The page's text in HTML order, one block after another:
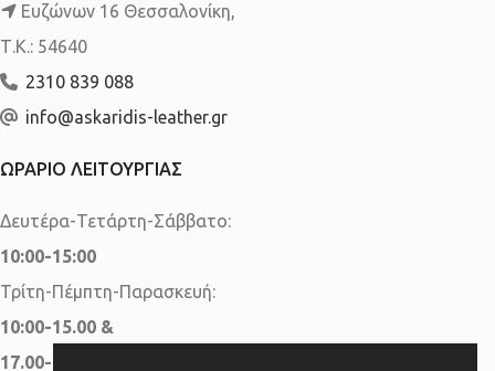
Ευζώνων 16 Θεσσαλονίκη,
Τ.Κ.: 54640
2310 839 088
info@askaridis-leather.gr
ΩΡΑΡΙΟ ΛΕΙΤΟΥΡΓΙΑΣ
Δευτέρα-Τετάρτη-Σάββατο:
10:00-15:00
Τρίτη-Πέμπτη-Παρασκευή:
10:00-15.00 &
17.00-20.00